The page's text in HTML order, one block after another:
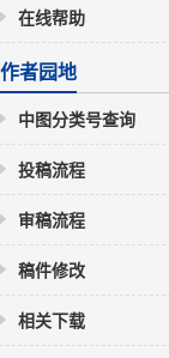
在线帮助
作者园地
中图分类号查询
投稿流程
审稿流程
稿件修改
相关下载